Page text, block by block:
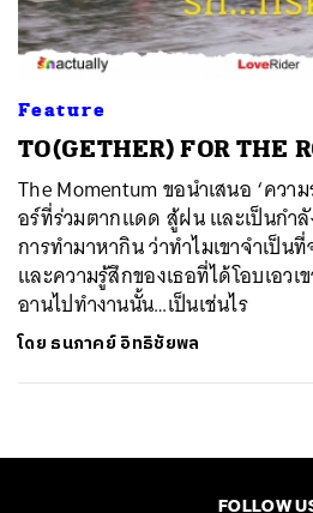
Feature
TO(GETHER) FOR THE
The Momentum ขอนำเสนอ ‘ควา
อร์ที่ร่วมตากแดด สู้ฝน และเป็นกำ
การทำมาหากิน ว่าทำไมเขาจำเป็น
และความรู้สึกของเธอที่ได้โอบเอว
อานไปทำงานนั้น…เป็นเช่นไร
โดย ธนภาคย์ อิทธิชัยพล
FOLLOW
ค้นหา
TWEET